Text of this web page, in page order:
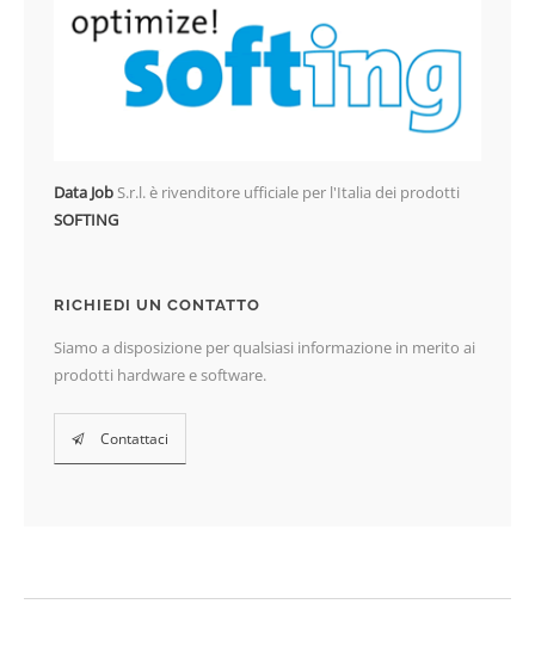
Data JobS.r.l. è rivenditore ufficiale per l'Italia dei prodotti
SOFTING
RICHIEDI UN CONTATTO
Siamo a disposizione per qualsiasi informazione in merito ai
prodotti hardware e software.
Contattaci